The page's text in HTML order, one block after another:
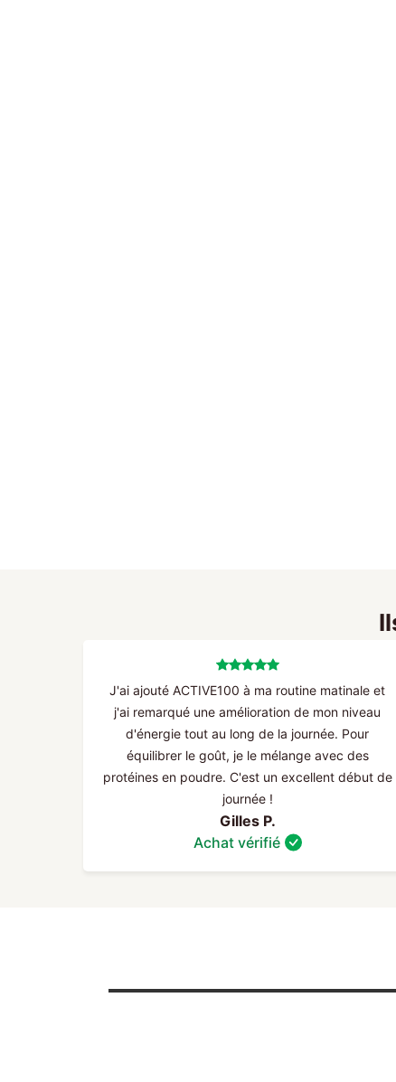
J'ai ajouté ACTIVE100 à ma routine matinale et
j'ai remarqué une amélioration de mon niveau
d'énergie tout au long de la journée. Pour
équilibrer le goût, je le mélange avec des
protéines en poudre. C'est un excellent début de
journée !
Gilles P.
Achat vérifié